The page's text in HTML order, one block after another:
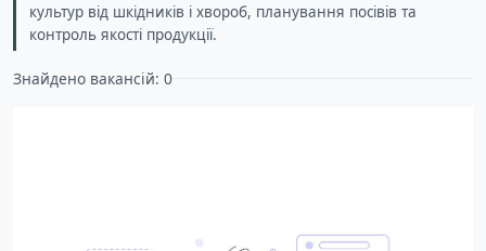
культур від шкідників і хвороб, планування посівів та
контроль якості продукції.
Знайдено вакансій: 0